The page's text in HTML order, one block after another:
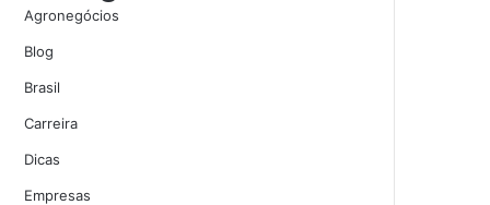
Agronegócios
Blog
Brasil
Carreira
Dicas
Empresas